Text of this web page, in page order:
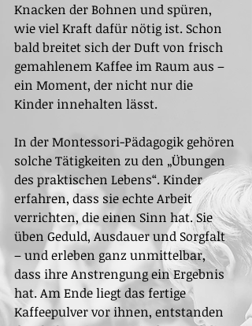
Knacken der Bohnen und spüren,
wie viel Kraft dafür nötig ist. Schon
bald breitet sich der Duft von frisch
gemahlenem Kaffee im Raum aus –
ein Moment, der nicht nur die
Kinder innehalten lässt.
In der Montessori-Pädagogik gehören
solche Tätigkeiten zu den „Übungen
des praktischen Lebens“. Kinder
erfahren, dass sie echte Arbeit
verrichten, die einen Sinn hat. Sie
üben Geduld, Ausdauer und Sorgfalt
– und erleben ganz unmittelbar,
dass ihre Anstrengung ein Ergebnis
hat. Am Ende liegt das fertige
Kaffeepulver vor ihnen, entstanden